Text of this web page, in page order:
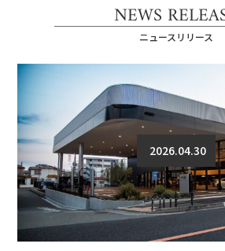
NEWS
ニュースリリース
2026.04.30